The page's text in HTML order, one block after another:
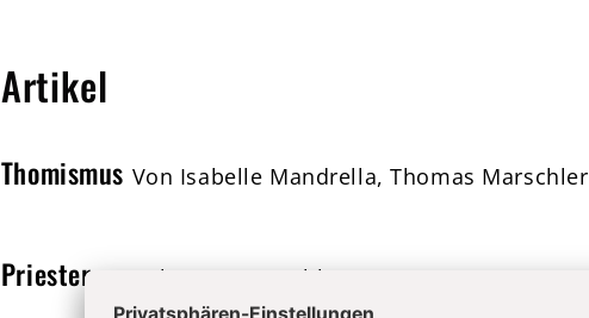
Artikel
Thomismus Von Isabelle Mandrella, Thomas Marschler
Priester Von Thomas Marschler